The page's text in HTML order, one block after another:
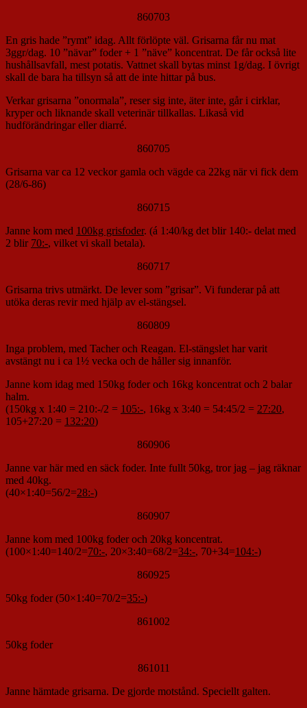
860703
En gris hade ”rymt” idag. Allt förlöpte väl. Grisarna får nu mat
3ggr/dag. 10 ”nävar” foder + 1 ”näve” koncentrat. De får också lite
hushållsavfall, mest potatis. Vattnet skall bytas minst 1g/dag. I övrigt
skall de bara ha tillsyn så att de inte hittar på bus.
Verkar grisarna ”onormala”, reser sig inte, äter inte, går i cirklar,
kryper och liknande skall veterinär tillkallas. Likaså vid
hudförändringar eller diarré.
860705
Grisarna var ca 12 veckor gamla och vägde ca 22kg när vi fick dem
(28/6-86)
860715
Janne kom med 100kg grisfoder. (á 1:40/kg det blir 140:- delat med
2 blir 70:-, vilket vi skall betala).
860717
Grisarna trivs utmärkt. De lever som ”grisar”. Vi funderar på att
utöka deras revir med hjälp av el-stängsel.
860809
Inga problem, med Tacher och Reagan. El-stängslet har varit
avstängt nu i ca 1½ vecka och de håller sig innanför.
Janne kom idag med 150kg foder och 16kg koncentrat och 2 balar
halm.
(150kg x 1:40 = 210:-/2 = 105:-, 16kg x 3:40 = 54:45/2 = 27:20,
105+27:20 = 132:20)
860906
Janne var här med en säck foder. Inte fullt 50kg, tror jag – jag räknar
med 40kg.
(40×1:40=56/2=28:-)
860907
Janne kom med 100kg foder och 20kg koncentrat.
(100×1:40=140/2=70:-, 20×3:40=68/2=34:-, 70+34=104:-)
860925
50kg foder (50×1:40=70/2=35:-)
861002
50kg foder
861011
Janne hämtade grisarna. De gjorde motstånd. Speciellt galten.